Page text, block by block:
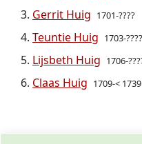
Gerrit Huig 1701-????
Teuntie Huig 1703-????
Lijsbeth Huig 1706-
Claas Huig 1709-< 1739